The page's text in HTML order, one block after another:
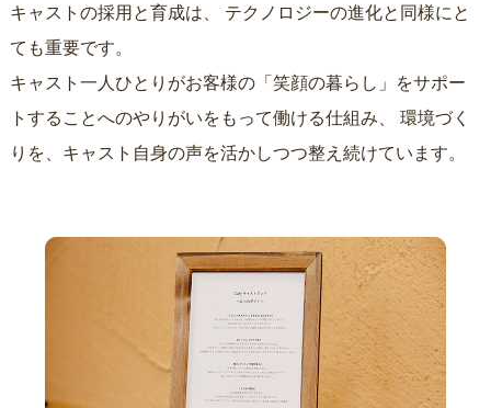
キャストの採用と育成は、
ても重要です。
キャスト一人ひとりがお客様の「笑顔の暮らし」をサポー
トすることへのやりがいをもって働ける仕組み、
りを、キャスト自身の声を活かしつつ整え続けています。